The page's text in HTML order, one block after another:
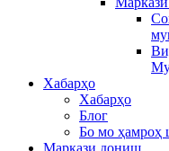
Хабарҳо
Хабарҳо
Блог
Бо мо ҳамроҳ
Маркази дониш